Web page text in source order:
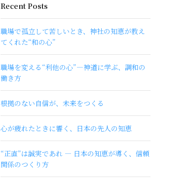
Recent Posts
職場で孤立して苦しいとき、神社の知恵が教え
てくれた“和の心”
職場を変える“利他の心”―神道に学ぶ、調和の
働き方
根拠のない自信が、未来をつくる
心が疲れたときに響く、日本の先人の知恵
“正直”は誠実であれ ― 日本の知恵が導く、信頼
関係のつくり方